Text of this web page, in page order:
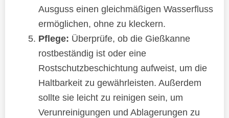
Ausguss einen gleichmäßigen Wasserfluss
ermöglichen, ohne zu kleckern.
Pflege: Überprüfe, ob die Gießkanne
rostbeständig ist oder eine
Rostschutzbeschichtung aufweist, um die
Haltbarkeit zu gewährleisten. Außerdem
sollte sie leicht zu reinigen sein, um
Verunreinigungen und Ablagerungen zu